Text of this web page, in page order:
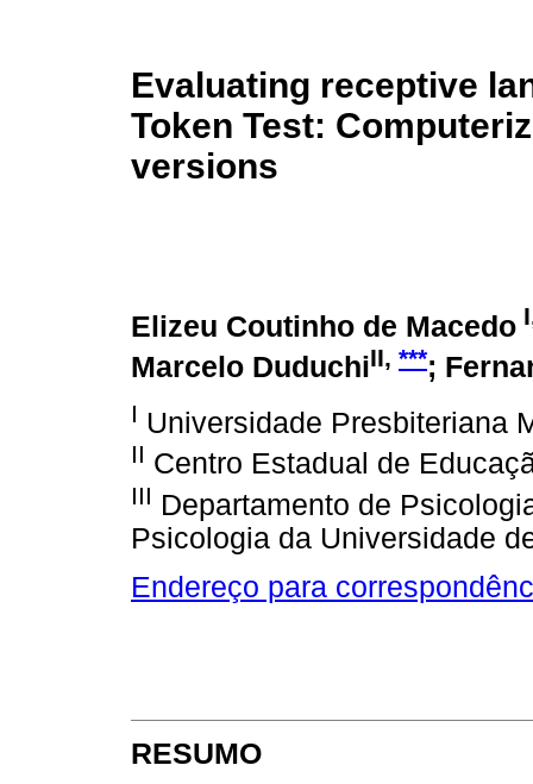
Evaluating receptive
Token Test:
versions
Elizeu Coutinho de Macedo
Marcelo DuduchiII, ***;
I Universidade Presbiteriana
II Centro Estadual de
III Departamento de
Psicologia da Universidade
Endereço para
RESUMO